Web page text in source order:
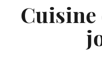
Cuisine